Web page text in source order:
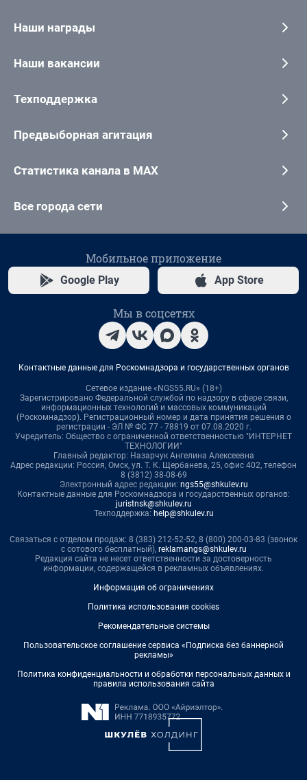
Наши награды
Наши вакансии
Техподдержка
Предвыборная агитация
Статистика канала в MAX
Все города сети
Мобильное приложение
Google Play App Store
Мы в соцсетях
Контактные данные для Роскомнадзора и государственных органов
Сетевое издание «NGS55.RU» (18+)
Зарегистрировано Федеральной службой по надзору в сфере связи,
информационных технологий и массовых коммуникаций
(Роскомнадзор). Регистрационный номер и дата принятия решения о
регистрации - ЭЛ № ФС 77 - 78819 от 07.08.2020 г.
Учредитель: Общество с ограниченной ответственностью "ИНТЕРНЕТ
ТЕХНОЛОГИИ"
Главный редактор: Назарчук Ангелина Алексеевна
Адрес редакции: Россия, Омск, ул. Т. К. Щербанева, 25, офис 402, телефон
8 (3812) 38-08-69
Электронный адрес редакции: ngs55@shkulev.ru
Контактные данные для Роскомнадзора и государственных органов:
juristnsk@shkulev.ru
Техподдержка: help@shkulev.ru
Связаться с отделом продаж: 8 (383) 212-52-52, 8 (800) 200-03-83 (звонок
с сотового бесплатный), reklamangs@shkulev.ru
Редакция сайта не несет ответственности за достоверность
информации, содержащейся в рекламных объявлениях.
Информация об ограничениях
Политика использования cookies
Рекомендательные системы
Пользовательское соглашение сервиса «Подписка без баннерной
рекламы»
Политика конфиденциальности и обработки персональных данных и
правила использования сайта